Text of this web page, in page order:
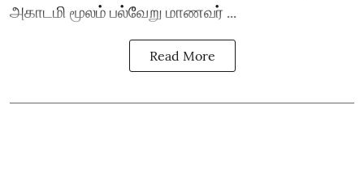
அகாடமி மூலம் பல்வேறு மாணவர் ...
Read More